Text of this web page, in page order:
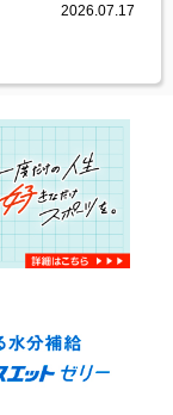
2026.07.17